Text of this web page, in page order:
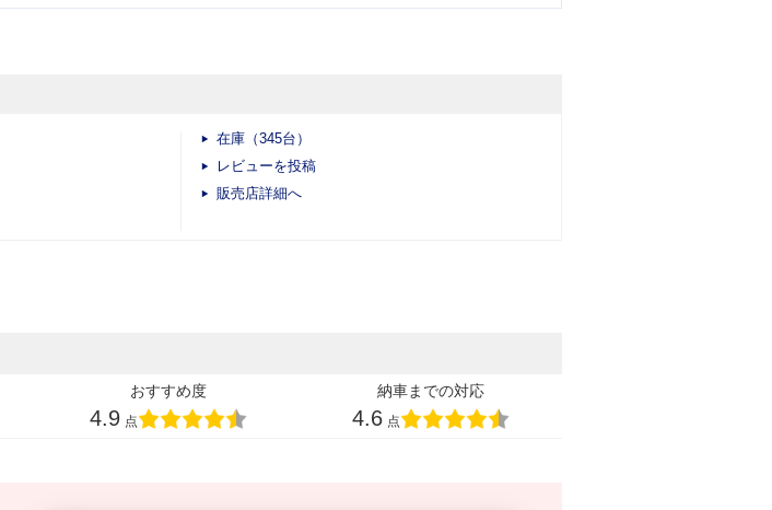
在庫（345台）
レビューを投稿
販売店詳細へ
おすすめ度
4.9 点
納車までの対応
4.6 点